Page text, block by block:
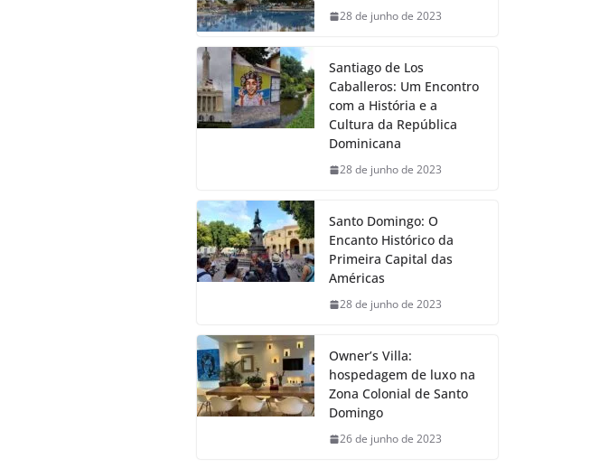
28 de junho de 2023
Santiago de Los
Caballeros: Um Encontro
com a História e a
Cultura da República
Dominicana
28 de junho de 2023
Santo Domingo: O
Encanto Histórico da
Primeira Capital das
Américas
28 de junho de 2023
Owner’s Villa:
hospedagem de luxo na
Zona Colonial de Santo
Domingo
26 de junho de 2023